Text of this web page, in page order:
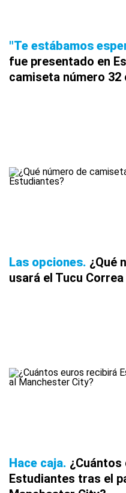
"Te estábamos
fue presentado en
camiseta número 32
Las opciones ¿Qué
usará el Tucu
Hace caja
Estudiantes tras el